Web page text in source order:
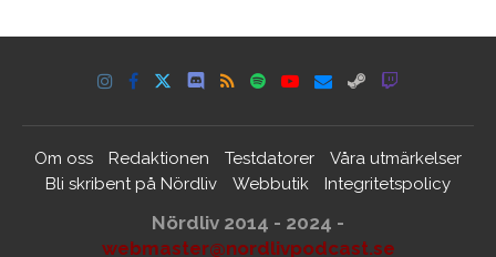
Om oss Redaktionen Testdatorer
Våra utmärkelser
Bli skribent på Nördliv
Webbutik Integritetspolicy
Nördliv 2014 - 2024 -
webmaster@nordlivpodcast.se